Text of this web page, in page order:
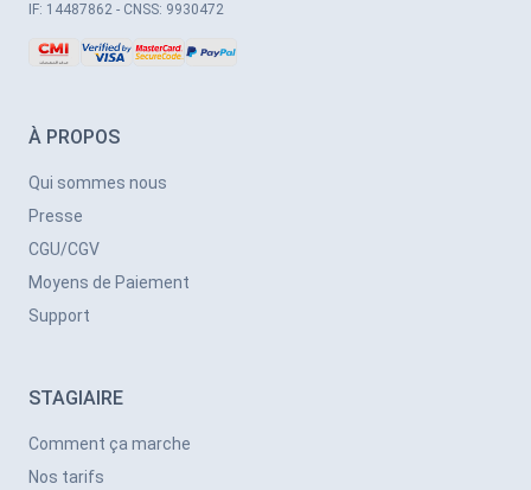
À PROPOS
Qui sommes nous
Presse
CGU/CGV
Moyens de Paiement
Support
STAGIAIRE
Comment ça marche
Nos tarifs
IF: 14487862 - CNSS: 9930472